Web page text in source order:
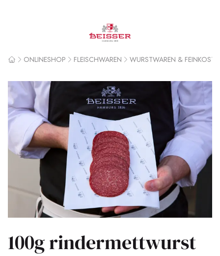
Beisser
ONLINESHOP FLEISCHWAREN WURSTWAREN & FEINKOST
100g rindermettwurst